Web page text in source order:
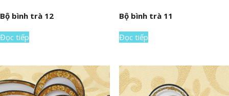
Bộ bình trà 12
Đọc tiếp
Bộ bình trà 11
Đọc tiếp